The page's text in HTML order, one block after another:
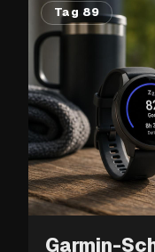
Tag 89
Garmin-